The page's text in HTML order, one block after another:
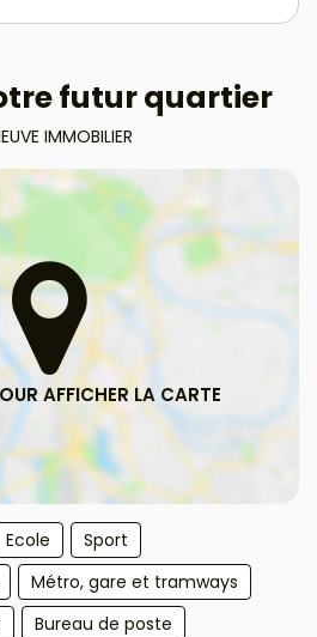
futur quartier
IMMOBILIER
Ecole
Sport
Métro, gare et tramways
Bureau de poste